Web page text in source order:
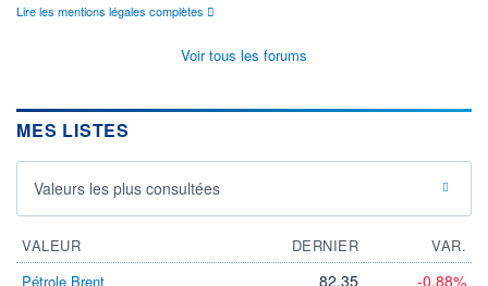
Lire les mentions légales complètes
Voir tous les forums
MES LISTES
Valeurs les plus consultées
VALEUR DERNIER
VAR.
Pétrole Brent
82,35 -0,88%